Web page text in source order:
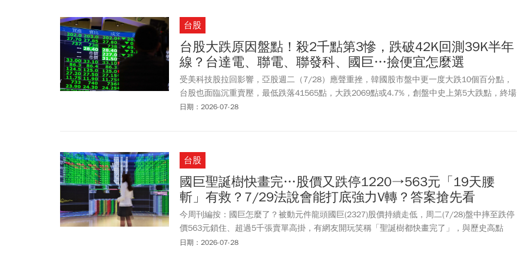
的用意是降低恐慌性賣壓，但現實情況是，融資維持率不足時仍會面臨強制賣出，並不會因為
進入處置而停止斷頭壓力。在流動性不足的環境下，反而容易形成「處置+融資斷頭」的雙重
壓力，讓個股連續出現一字跌停，形成多殺多局面。在證交所宣布修改後，巨人傑在臉書發文
表示，這次處置策略的修改，不是針對這次下跌的處置，比較是上次聯發科的影響，這次輿論
被迫推出來。雖然沒有一次到位 ，但對流動性以及交易正常化，已經有相當程度的幫助。下
跌處置的部分與大市值等績優股的部分，希望主管機關可以多思考與討論一下，很多層面的影
響不是賣不賣得掉的結果論！還是很感謝主管機關願意修正與檢討。
勢及台股走勢，後續將依照國安基金條例進行觀察與處理。法人指出，台股要看止跌訊號，須
緊盯12周RSI能否守穩50、周KD開口是否收斂，及40000－42000點支撐是否實質跌破等3大
關鍵指標，才能確認台股是否真正止穩。
台股
台股大跌原因盤點！殺2千點第3慘，跌破42K回測39K半年
線？台達電、聯電、聯發科、國巨…撿便宜怎麼選
受美科技股拉回影響，亞股週二（7/28）應聲重挫，韓國股市盤中更一度大跌10個百分點，
台股也面臨沉重賣壓，最低跌落41565點，大跌2069點或4.7%，創盤中史上第5大跌點，終場
收41603.36點，下跌2030.83點或4.65%，創史上第3大跌點。近期多檔權值股與熱門股的跌
投資人的確可適時尋找布局機會。
日期：2026-07-28
台股
國巨聖誕樹快畫完…股價又跌停1220→563元「19天腰
斬」有救？7/29法說會能打底強力V轉？答案搶先看
今周刊編按：國巨怎麼了？被動元件龍頭國巨(2327)股價持續走低，周二(7/28)盤中摔至跌停
價563元鎖住、超過5千張賣單高掛，有網友開玩笑稱「聖誕樹都快畫完了」，與歷史高點
1220元相比，股價只花19天就腰斬。被動元件概念股近期表現相當無力，從高處墜落，包括
日期：2026-07-28